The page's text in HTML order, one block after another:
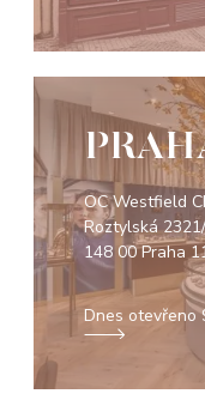
OC Westfield
Roztylská
148 00 Praha
Dnes otevřeno